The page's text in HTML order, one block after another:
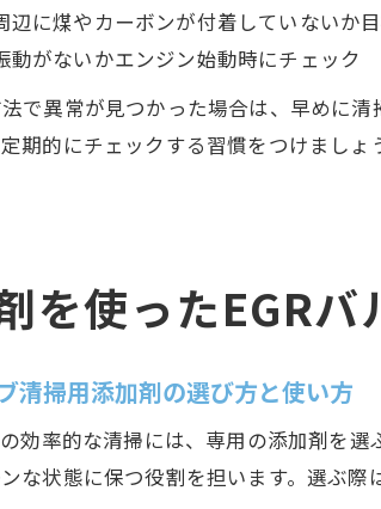
辺に煤やカーボンが付着していないか
動がないかエンジン始動時にチェック
で異常が見つかった場合は、早めに
期的にチェックする習慣をつけましょ
を使ったEGR
清掃用添加剤の選び方と使い方
の効率的な清掃には、専用の添加剤を
な状態に保つ役割を担います。選ぶ際